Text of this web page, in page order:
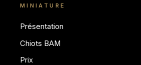
MINIATURE
Présentation
Chiots BAM
Prix